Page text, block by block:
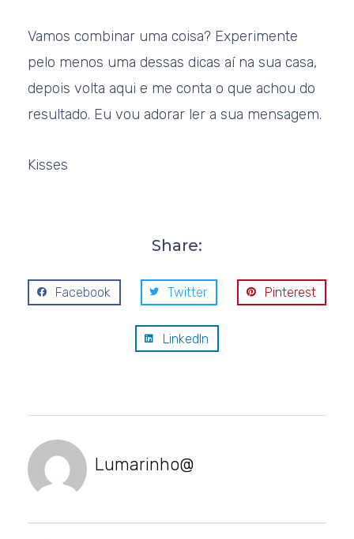
Vamos combinar uma coisa? Experimente
pelo menos uma dessas dicas aí na sua casa,
depois volta aqui e me conta o que achou do
resultado. Eu vou adorar ler a sua mensagem.
Kisses
Share:
Facebook Twitter Pinterest
LinkedIn
Lumarinho@